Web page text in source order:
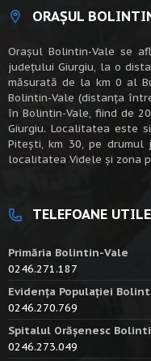
ORAȘUL
Oraşul Bolintin-Vale se
judeţului Giurgiu, la o
măsurată de la km 0 al
Bolintin-Vale (distanța
în Bolintin-Vale, fiind de
Giurgiu. Localitatea este
Piteşti, km 30, pe drumul
localitatea Videle şi zona
TELEFOANE UTILE
Primăria Bolintin-Vale
0246.271.187
Evidența Populației
0246.270.769
Spitalul Orășenesc
0246.273.049